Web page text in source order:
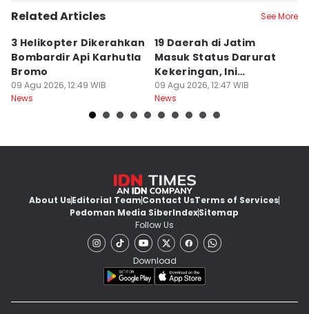
Related Articles See More
3 Helikopter Dikerahkan
Bombardir Api Karhutla
Bromo
09 Agu 2026, 12:49 WIB
News
19 Daerah di Jatim
Masuk Status Darurat
Kekeringan, Ini
Daftarnya
09 Agu 2026, 12:47 WIB
News
About UsEditorial TeamContact UsTerms of Services
Pedoman Media SiberIndexSitemap
Follow Us
Download